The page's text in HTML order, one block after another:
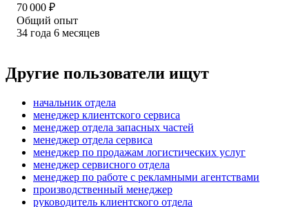
70 000 ₽
Общий опыт
34 года 6 месяцев
Другие пользователи ищут
начальник отдела
менеджер клиентского сервиса
менеджер отдела запасных частей
менеджер отдела сервиса
менеджер по продажам логистических услуг
менеджер сервисного отдела
менеджер по работе с рекламными агентствами
производственный менеджер
руководитель клиентского отдела